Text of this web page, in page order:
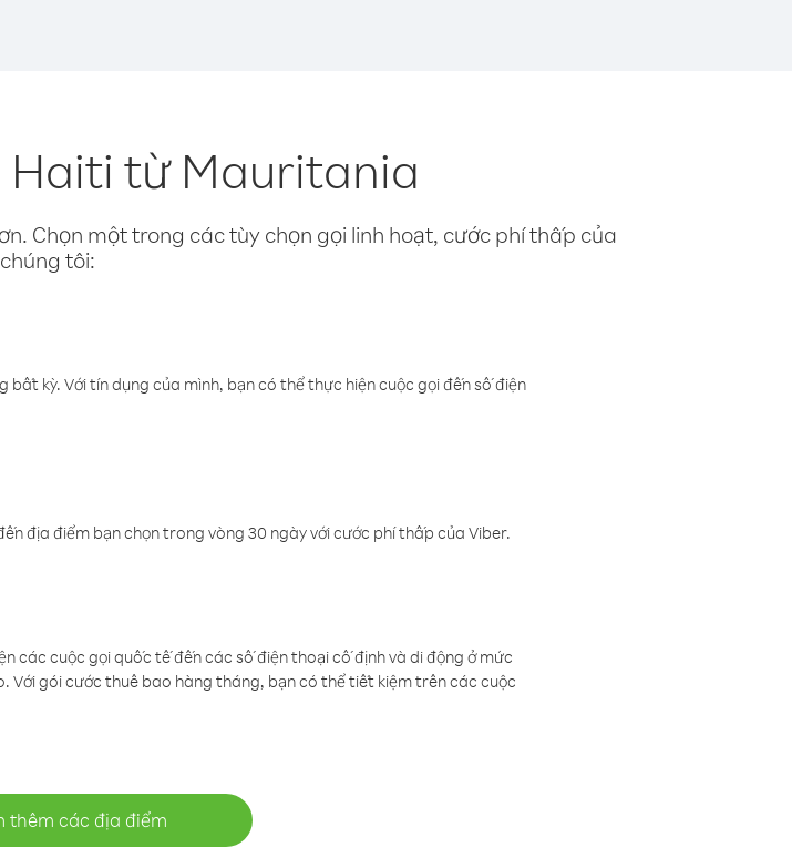
Haiti từ Mauritania
Chọn một trong các tùy chọn gọi linh hoạt, cước phí thấp của
chúng tôi:
kỳ. Với tín dụng của mình, bạn có thể thực hiện cuộc gọi đến số điện
địa điểm bạn chọn trong vòng 30 ngày với cước phí thấp của Viber.
các cuộc gọi quốc tế đến các số điện thoại cố định và di động ở mức
Với gói cước thuê bao hàng tháng, bạn có thể tiết kiệm trên các cuộc
thêm các địa điểm